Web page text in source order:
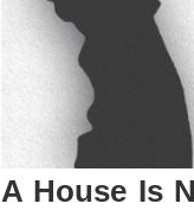
A House Is